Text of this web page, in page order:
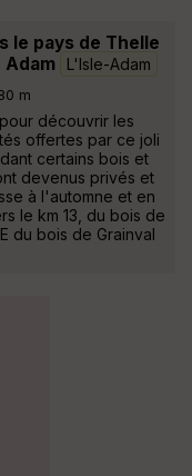
le pays de Thelle
L'Isle-Adam
m
découvrir les
offertes par ce joli
certains bois et
devenus privés et
à l'automne et en
le km 13, du bois de
du bois de Grainval